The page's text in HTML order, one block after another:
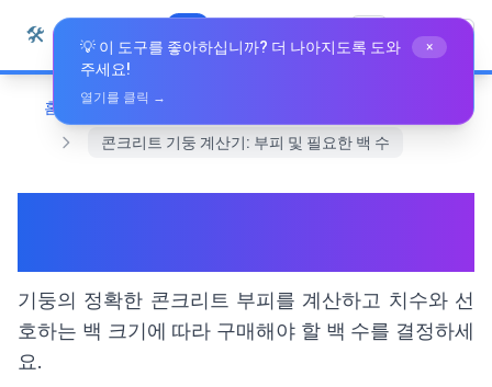
본문으로 건너뛰기
🛠️ Whiz Tools 한국어
홈
수학 및 기하학
콘크리트 기둥 계산기: 부피 및 필요한 백 수
기둥의 정확한 콘크리트 부피를 계산하고 치수와 선
호하는 백 크기에 따라 구매해야 할 백 수를 결정하세
요.
💡 이 도구를 좋아하십니까? 더 나아지도록 도와
주세요!
×
열기를 클릭 →